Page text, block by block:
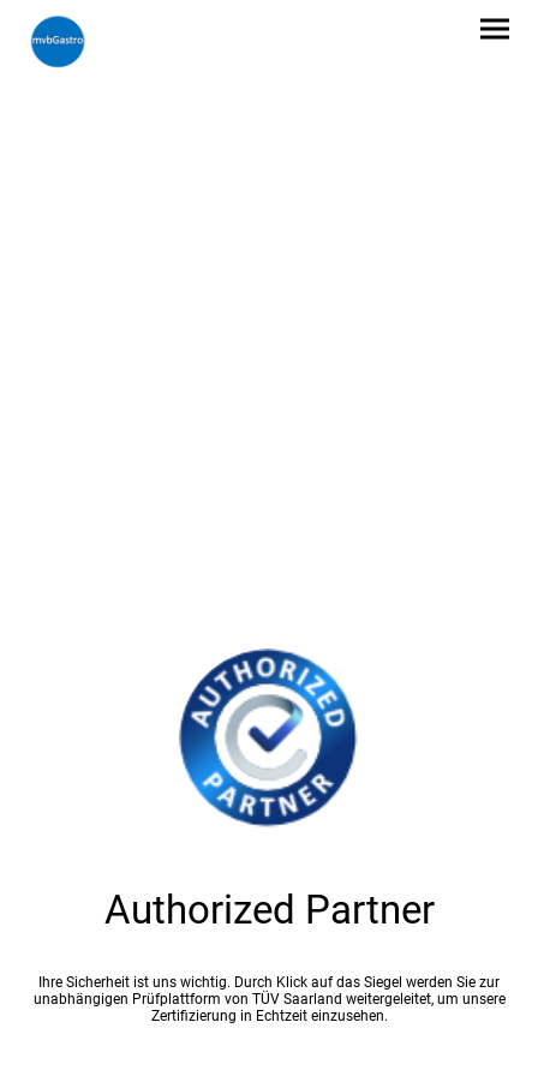
Authorized Partner
Ihre Sicherheit ist uns wichtig. Durch Klick auf das Siegel werden Sie zur
unabhängigen Prüfplattform von TÜV Saarland weitergeleitet, um unsere
Zertifizierung in Echtzeit einzusehen.